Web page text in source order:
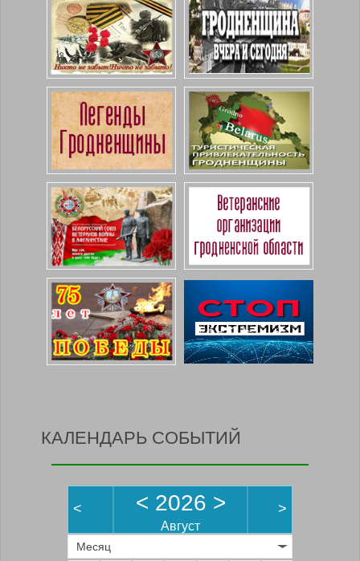
КАЛЕНДАРЬ СОБЫТИЙ
< < 2026 >
Август
>
Месяц